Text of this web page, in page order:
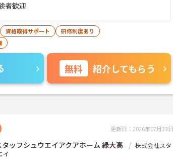
者歓迎
資格取得サポート
研修制度あり
無料 紹介してもらう
更新日：2026年07月23日
ッフシュウエイアクアホーム 緑大高
株式会社スタ
イ